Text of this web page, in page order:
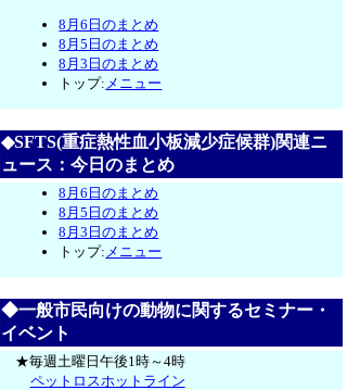
8月6日のまとめ
8月5日のまとめ
8月3日のまとめ
トップ: メニュー
◆SFTS(重症熱性血小板減少症候群)関連ニ
ュース：今日のまとめ
8月6日のまとめ
8月5日のまとめ
8月3日のまとめ
トップ: メニュー
◆一般市民向けの動物に関するセミナー・
イベント
★毎週土曜日午後1時～4時
ペットロスホットライン